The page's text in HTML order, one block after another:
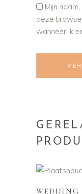
Mijn
deze
wanneer ik
WEDDING